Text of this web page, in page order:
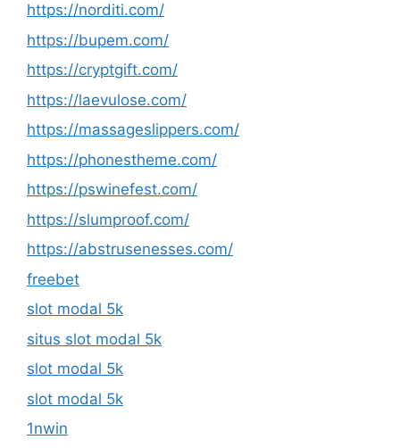
https://norditi.com/
https://bupem.com/
https://cryptgift.com/
https://laevulose.com/
https://massageslippers.com/
https://phonestheme.com/
https://pswinefest.com/
https://slumproof.com/
https://abstrusenesses.com/
freebet
slot modal 5k
situs slot modal 5k
slot modal 5k
slot modal 5k
1nwin